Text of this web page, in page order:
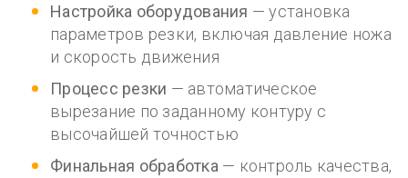
Настройка оборудования — установка
параметров резки, включая давление ножа
и скорость движения
Процесс резки — автоматическое
вырезание по заданному контуру с
высочайшей точностью
Финальная обработка — контроль качества,